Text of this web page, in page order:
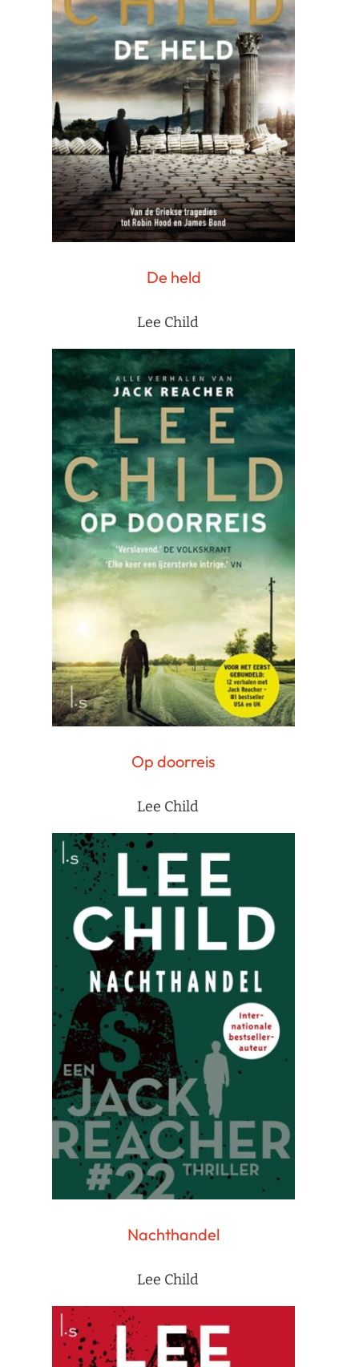
De held
Lee Child
Op doorreis
Lee Child
Nachthandel
Lee Child